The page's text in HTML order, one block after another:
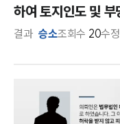
하여 토지인도 및
결과 승소조회수 20수